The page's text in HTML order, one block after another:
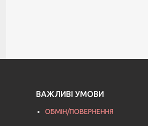
ВАЖЛИВІ УМОВИ
ОБМІН/ПОВЕРНЕННЯ